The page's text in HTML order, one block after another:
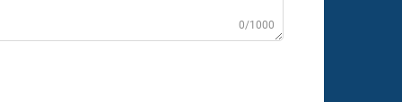
0/1000